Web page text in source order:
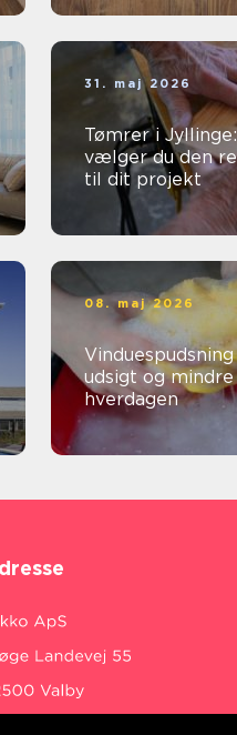
31. maj 2026
Tømrer i
vælger du den
til dit projekt
08. maj 2026
Vinduespudsning
udsigt og
hverdagen